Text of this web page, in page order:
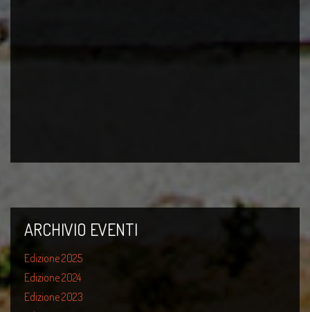
ARCHIVIO EVENTI
Edizione 2025
Edizione 2024
Edizione 2023